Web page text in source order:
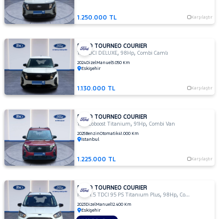
LINE
1.5
DELUX
TDCI
DELUXE
1.5 TDCI
TITANIUM
TİTANİUM
1.5 TDCI
TİTANİUM
PLUS
1.5
TREND
1.5
TDCi
Delux
1.250.000 TL Karşılaştır
FORD TOURNEO COURIER
1.5 TDCI DELUXE,98Hp,Combi Camlı
2024DizelManuel5.050 Km
Eskişehir
1.130.000 TL Karşılaştır
FORD TOURNEO COURIER
1.0 Ecoboost Titanium,91Hp,Combi Van
2025BenzinOtomatik41.000 Km
İstanbul
1.225.000 TL Karşılaştır
FORD TOURNEO COURIER
MCA 1.5 TDCI 95 PS Titanıum Plus,98Hp,Combi Camlı
2023DizelManuel12.400 Km
Eskişehir